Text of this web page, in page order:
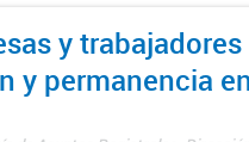
y trabajadores
y permanencia